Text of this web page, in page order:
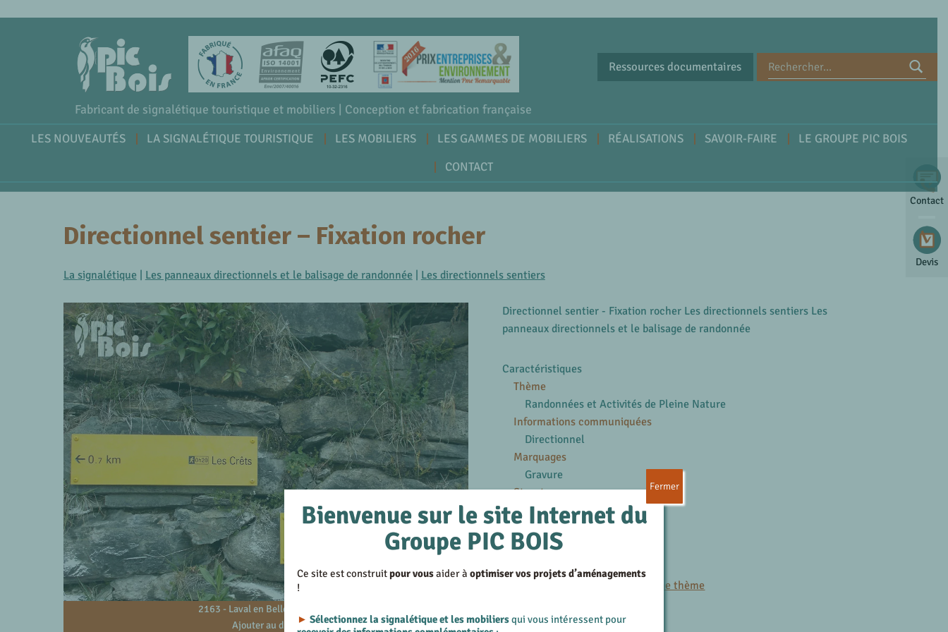
Contact
Devis
Fabricant de signalétique touristique et mobiliers | Conception et fabrication française
LES NOUVEAUTÉS LA SIGNALÉTIQUE TOURISTIQUE LES MOBILIERS LES GAMMES DE MOBILIERS RÉALISATIONS SAVOIR-FAIRE
LE GROUPE PIC BOIS
CONTACT
Ressources documentaires
Directionnel sentier – Fixation rocher
La signalétique | Les panneaux directionnels et le balisage de randonnée | Les directionnels sentiers
2163 - Laval en Belledonne - 38
Ajouter au devis
Directionnel sentier - Fixation rocher Les directionnels sentiers Les
panneaux directionnels et le balisage de randonnée
Caractéristiques
Thème
Randonnées et Activités de Pleine Nature
Informations communiquées
Directionnel
Marquages
Gravure
Structures
Compact
En savoir plus
Voir les produits similaires
Voir les réalisations sur le même thème
Bienvenue sur le site Internet du
Groupe PIC BOIS
Ce site est construitpour vousaider àoptimiser vos projets d’aménagements
!
► Sélectionnez la signalétique et les mobiliersqui vous intéressent pour
Fermer